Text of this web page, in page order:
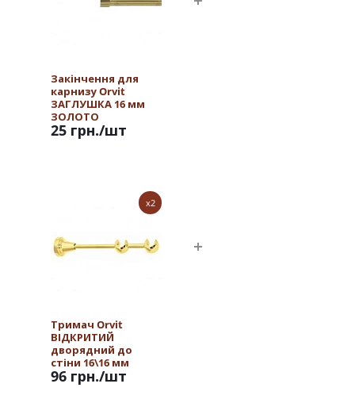
Закінчення для
карнизу Orvit
ЗАГЛУШКА 16 мм
ЗОЛОТО
25 грн./шт
x2
Тримач Orvit
ВІДКРИТИЙ
дворядний до
стіни 16\16 мм
ЗОЛОТО
96 грн./шт